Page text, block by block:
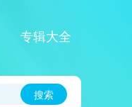
专辑大全
搜索